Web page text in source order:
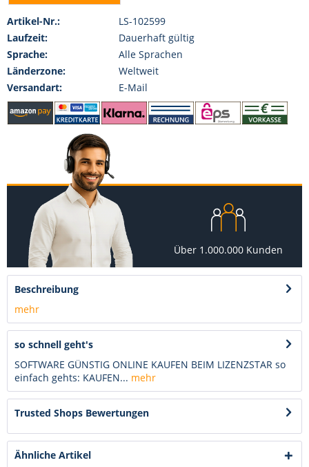
Artikel-Nr.:
LS-102599
Laufzeit:
Dauerhaft gültig
Sprache:
Alle Sprachen
Länderzone:
Weltweit
Versandart:
E-Mail
Über 1.000.000 Kunden
Beschreibung
mehr
so schnell geht's
SOFTWARE GÜNSTIG ONLINE KAUFEN BEIM LIZENZSTAR so
einfach gehts: KAUFEN... mehr
Trusted Shops Bewertungen
Ähnliche Artikel